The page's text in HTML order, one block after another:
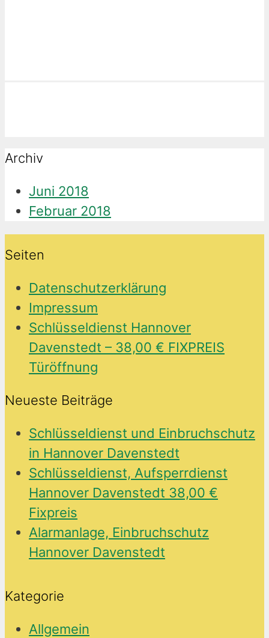
Archiv
Juni 2018
Februar 2018
Seiten
Datenschutzerklärung
Impressum
Schlüsseldienst Hannover
Davenstedt – 38,00 € FIXPREIS
Türöffnung
Neueste Beiträge
Schlüsseldienst und Einbruchschutz
in Hannover Davenstedt
Schlüsseldienst, Aufsperrdienst
Hannover Davenstedt 38,00 €
Fixpreis
Alarmanlage, Einbruchschutz
Hannover Davenstedt
Kategorie
Allgemein